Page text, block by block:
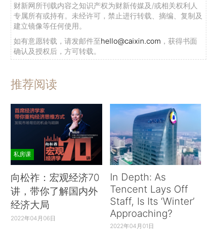
财新网所刊载内容之知识产权为财新传媒及/或相关权利人
专属所有或持有。未经许可，禁止进行转载、摘编、复制及
建立镜像等任何使用。
如有意愿转载，请发邮件至hello@caixin.com ，获得书面
确认及授权后，方可转载。
推荐阅读
私房课
向松祚：宏观经济70
讲，带你了解国内外
经济大局
2022年04月06日
In Depth: As
Tencent Lays Off
Staff, Is Its ‘Winter’
Approaching?
2022年04月01日